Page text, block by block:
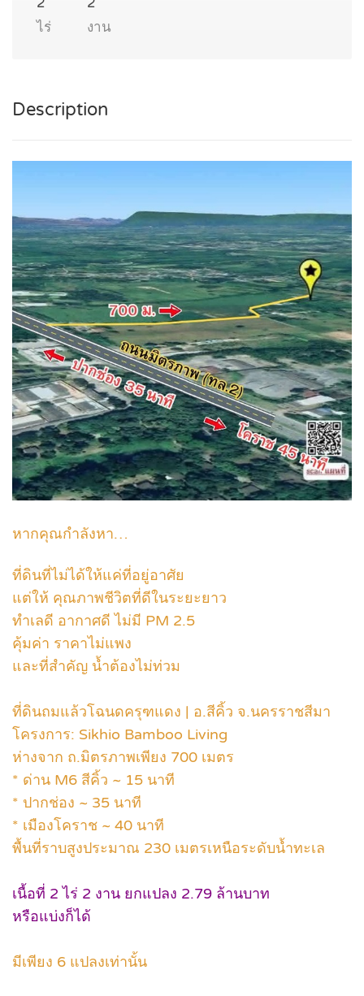
ไร่
งาน
Description
หากคุณกำลังหา…
ที่ดินที่ไม่ได้ให้แค่ที่อยู่อาศัย
แต่ให้ คุณภาพชีวิตที่ดีในระยะยาว
ทำเลดี อากาศดี ไม่มี PM 2.5
คุ้มค่า ราคาไม่แพง
และที่สำคัญ น้ำต้องไม่ท่วม
ที่ดินถมแล้วโฉนดครุฑแดง | อ.สีคิ้ว จ.นครราชสีมา
โครงการ: Sikhio Bamboo Living
ห่างจาก ถ.มิตรภาพเพียง 700 เมตร
* ด่าน M6 สีคิ้ว ~ 15 นาที
* ปากช่อง ~ 35 นาที
* เมืองโคราช ~ 40 นาที
พื้นที่ราบสูงประมาณ 230 เมตรเหนือระดับน้ำทะเล
เนื้อที่ 2 ไร่ 2 งาน ยกแปลง 2.79 ล้านบาท
หรือแบ่งก็ได้
มีเพียง 6 แปลงเท่านั้น